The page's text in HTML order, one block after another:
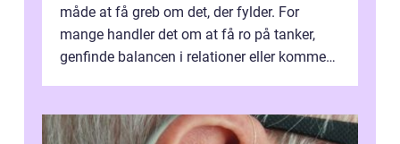
måde at få greb om det, der fylder. For
mange handler det om at få ro på tanker,
genfinde balancen i relationer eller komme